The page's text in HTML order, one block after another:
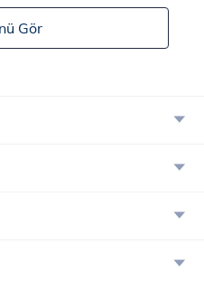
internet bağlantısı
ihtiyacı her geçen gün
daha da artıyor. İster
Gör